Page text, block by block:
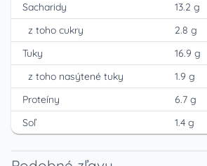
Sacharidy
13.2 g
z toho cukry
2.8 g
Tuky
16.9 g
z toho nasýtené tuky
1.9 g
Proteíny
6.7 g
Soľ
1.4 g